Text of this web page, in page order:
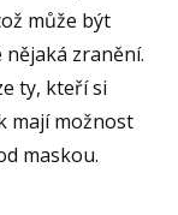
může být
zranění.
ty, kteří si
mají možnost
maskou.